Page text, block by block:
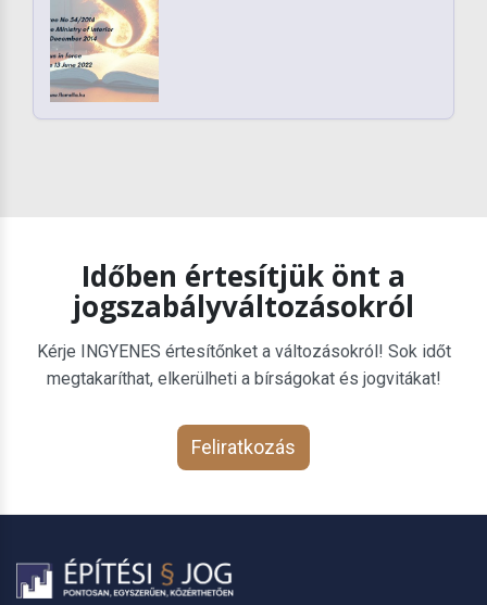
Időben értesítjük önt a
jogszabályváltozásokról
Kérje INGYENES értesítőnket a változásokról! Sok időt
megtakaríthat, elkerülheti a bírságokat és jogvitákat!
Feliratkozás